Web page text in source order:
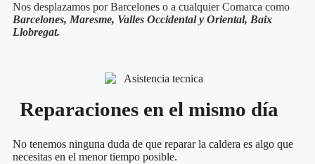
Nos desplazamos por Barcelones o a cualquier Comarca como
Barcelones, Maresme, Valles Occidental y Oriental, Baix
Llobregat.
Reparaciones en el mismo día
No tenemos ninguna duda de que reparar la caldera es algo que
necesitas en el menor tiempo posible.